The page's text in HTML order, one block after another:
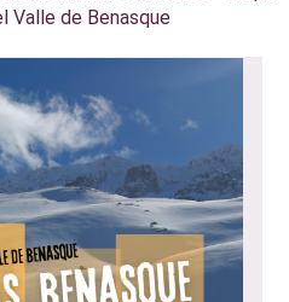
Valle de Benasque